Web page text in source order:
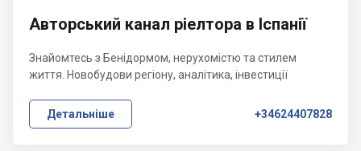
Авторський канал ріелтора в Іспанії
Знайомтесь з Бенідормом, нерухомістю та стилем
життя. Новобудови регіону, аналітика, інвестиції
Детальніше +34624407828